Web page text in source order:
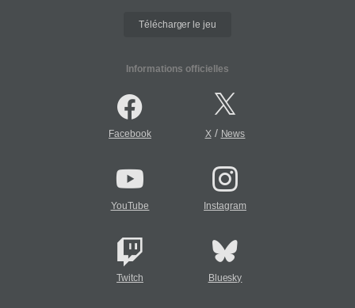
Télécharger le jeu
Informations officielles
Facebook X/ News
YouTube Instagram
Twitch Bluesky